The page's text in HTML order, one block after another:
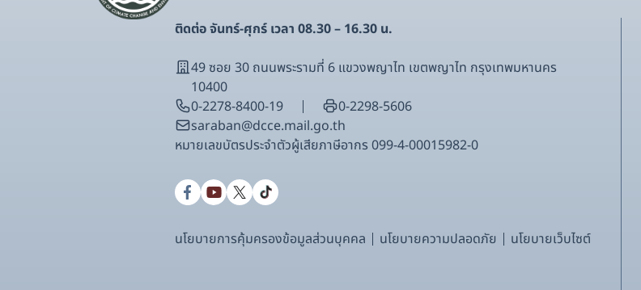
ติดต่อ จันทร์-ศุกร์ เวลา 08.30 – 16.30 น.
49 ซอย 30 ถนนพระรามที่ 6 แขวงพญาไท เขตพญาไท กรุงเทพมหานคร
10400
0-2278-8400-19
0-2298-5606
saraban@dcce.mail.go.th
หมายเลขบัตรประจําตัวผู้เสียภาษีอากร 099-4-00015982-0
นโยบายการคุ้มครองข้อมูลส่วนบุคคล นโยบายความปลอดภัย นโยบายเว็บไซต์